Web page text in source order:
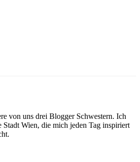
von uns drei Blogger Schwestern. Ich
Stadt Wien, die mich jeden Tag inspiriert